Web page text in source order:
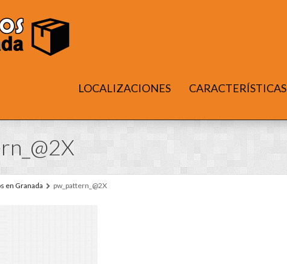
LOCALIZACIONES CARACTERÍSTICAS
en Granada pw_pattern_@2X